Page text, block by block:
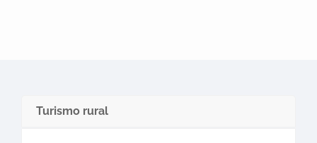
Turismo rural